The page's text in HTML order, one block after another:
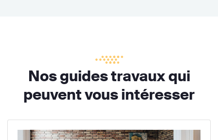
Nos guides travaux qui
peuvent vous intéresser